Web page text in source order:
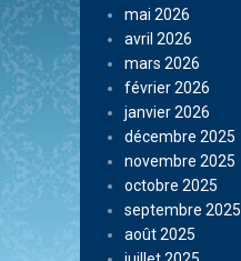
mai 2026
avril 2026
mars 2026
février 2026
janvier 2026
décembre 2025
novembre 2025
octobre 2025
septembre 2025
août 2025